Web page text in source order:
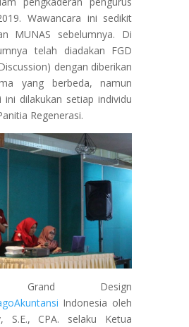
Wawancara ini sedikit
MUNAS sebelumnya. Di
telah diadakan FGD
dengan diberikan
yang berbeda, namun
ini dilakukan setiap individu
Regenerasi.
Grand Design
Indonesia oleh
S.E., CPA. selaku Ketua